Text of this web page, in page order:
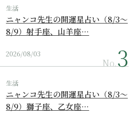
生活
ニャンコ先生の開運星占い（8/3～
8/9）射手座、山羊座…
2026/08/03
No.
生活
ニャンコ先生の開運星占い（8/3～
8/9）獅子座、乙女座…